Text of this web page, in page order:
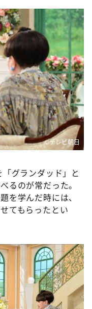
んでやねん！？」
する？～
カタ
©テレビ朝日
グランダッド」と
るのが常だった。
を学んだ時には、
てもらったとい